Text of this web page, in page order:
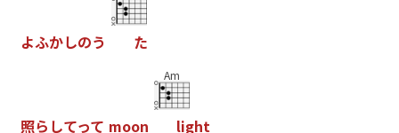
よふかしのう た
照ら してって moon
Am
light